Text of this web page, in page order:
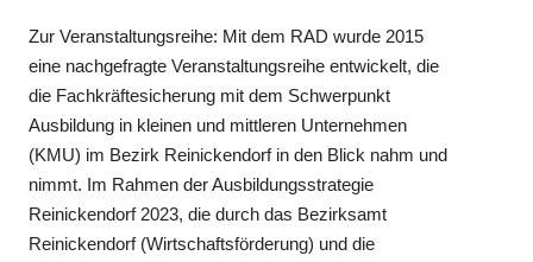
Zur Veranstaltungsreihe: Mit dem RAD wurde 2015
eine nachgefragte Veranstaltungsreihe entwickelt, die
die Fachkräftesicherung mit dem Schwerpunkt
Ausbildung in kleinen und mittleren Unternehmen
(KMU) im Bezirk Reinickendorf in den Blick nahm und
nimmt. Im Rahmen der Ausbildungsstrategie
Reinickendorf 2023, die durch das Bezirksamt
Reinickendorf (Wirtschaftsförderung) und die